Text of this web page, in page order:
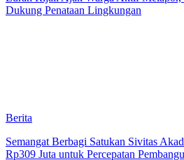
Dukung Penataan Lingkungan
Berita
Semangat Berbagi Satukan Sivitas
Rp309 Juta untuk Percepatan